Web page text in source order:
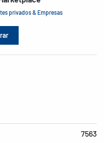
privados & Empresas
7563